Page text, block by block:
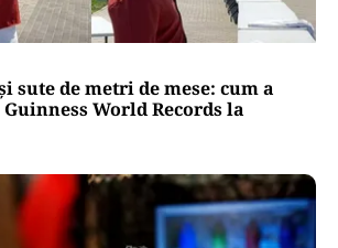
sute de metri de mese: cum a
World Records la